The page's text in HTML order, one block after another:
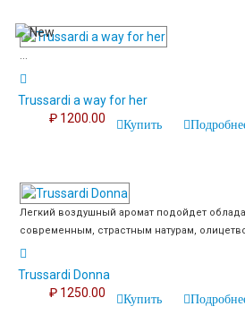
...
Trussardi a way for her
₽ 1200.00
Купить
Легкий воздушный аромат подойдет
современным, страстным натурам,
Trussardi Donna
₽ 1250.00
Купить